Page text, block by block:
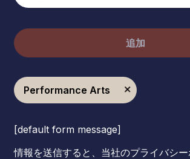
追加
Performance Arts
[default form message]
情報を送信すると、当社のプライバシ